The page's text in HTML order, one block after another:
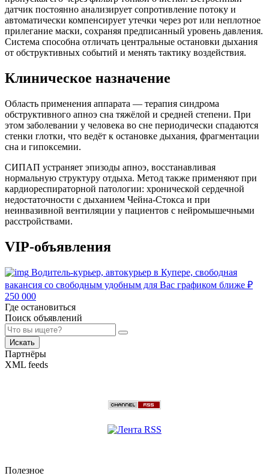
датчик постоянно анализирует сопротивление потоку и
автоматически компенсирует утечки через рот или неплотное
прилегание маски, сохраняя предписанный уровень давления.
Система способна отличать центральные остановки дыхания
от обструктивных событий и менять тактику воздействия.
Клиническое назначение
Область применения аппарата — терапия синдрома
обструктивного апноэ сна тяжёлой и средней степени. При
этом заболевании у человека во сне периодически спадаются
стенки глотки, что ведёт к остановке дыхания, фрагментации
сна и гипоксемии.
СИПАП устраняет эпизоды апноэ, восстанавливая
нормальную структуру отдыха. Метод также применяют при
кардиореспираторной патологии: хронической сердечной
недостаточности с дыханием Чейна-Стокса и при
неинвазивной вентиляции у пациентов с нейромышечными
расстройствами.
VIP-объявления
Водитель-курьер, автокурьер в Купере, свободная
вакансия со свободным удобным для Вас графиком ближе ₽
250 000
Где остановиться
Поиск объявлений
Искать
Партнёры
XML feeds
Полезное